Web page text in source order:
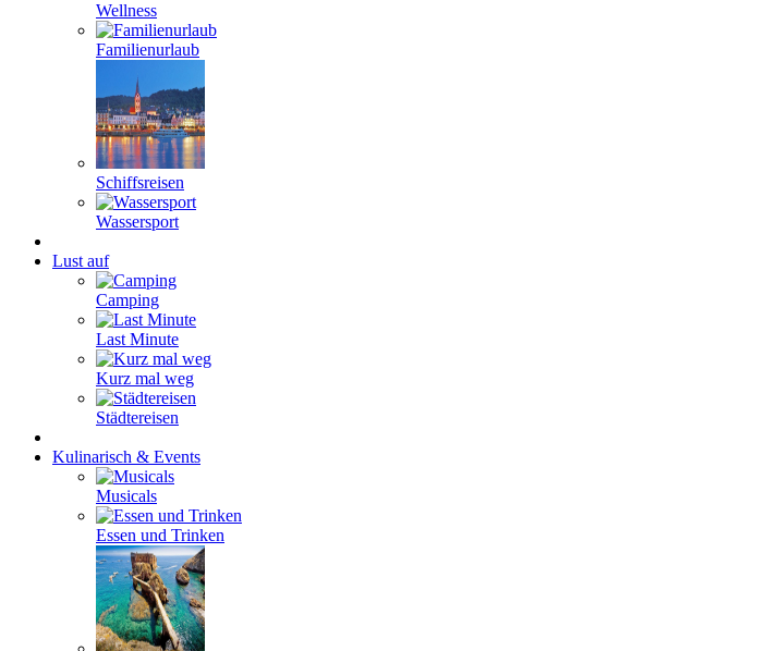
Wellness
Familienurlaub
Schiffsreisen
Wassersport
Lust auf
Camping
Last Minute
Kurz mal weg
Städtereisen
Kulinarisch & Events
Musicals
Essen und Trinken